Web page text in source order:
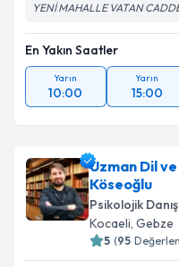
YENİ MAHALLE VATAN
En Yakın Saatler
Yarın
10:00
Yarın
15:00
Uzman Dil
Köseoğlu
Psikolojik
Kocaeli, Gebze
5 (95